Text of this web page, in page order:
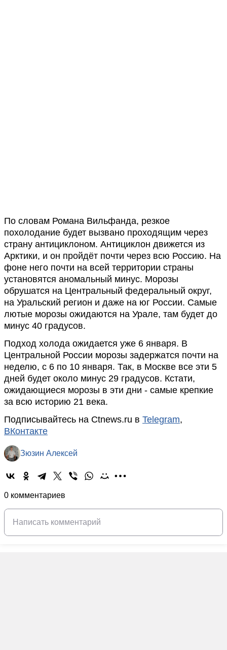
По словам Романа Вильфанда, резкое
похолодание будет вызвано проходящим через
страну антициклоном. Антициклон движется из
Арктики, и он пройдёт почти через всю Россию. На
фоне него почти на всей территории страны
установятся аномальный минус. Морозы
обрушатся на Центральный федеральный округ,
на Уральский регион и даже на юг России. Самые
лютые морозы ожидаются на Урале, там будет до
минус 40 градусов.
Подход холода ожидается уже 6 января. В
Центральной России морозы задержатся почти на
неделю, с 6 по 10 января. Так, в Москве все эти 5
дней будет около минус 29 градусов. Кстати,
ожидающиеся морозы в эти дни - самые крепкие
за всю историю 21 века.
Подписывайтесь на Ctnews.ru в Telegram,
ВКонтакте
Зюзин Алексей
0 комментариев